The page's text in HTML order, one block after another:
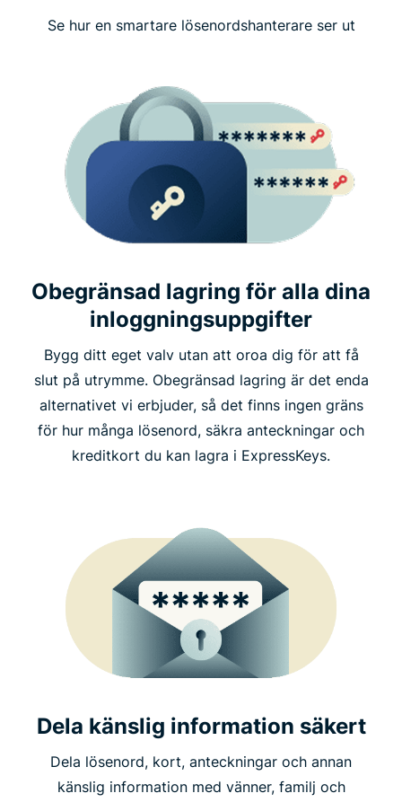
Se hur en smartare lösenordshanterare ser ut
Obegränsad lagring för alla dina
inloggningsuppgifter
Bygg ditt eget valv utan att oroa dig för att få
slut på utrymme. Obegränsad lagring är det enda
alternativet vi erbjuder, så det finns ingen gräns
för hur många lösenord, säkra anteckningar och
kreditkort du kan lagra i ExpressKeys.
Dela känslig information säkert
Dela lösenord, kort, anteckningar och annan
känslig information med vänner, familj och